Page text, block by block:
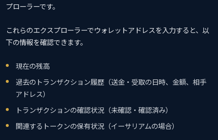
プローラーです。
これらのエクスプローラーでウォレットアドレスを入力すると、以
下の情報を確認できます。
現在の残高
過去のトランザクション履歴（送金・受取の日時、金額、相手
アドレス）
トランザクションの確認状況（未確認・確認済み）
関連するトークンの保有状況（イーサリアムの場合）